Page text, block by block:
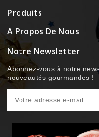
Produits
A Propos De Nous
Notre Newsletter
Abonnez-vous à notre
nouveautés gourmandes !